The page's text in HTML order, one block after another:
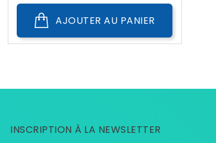
AJOUTER AU PANIER
INSCRIPTION À LA NEWSLETTER